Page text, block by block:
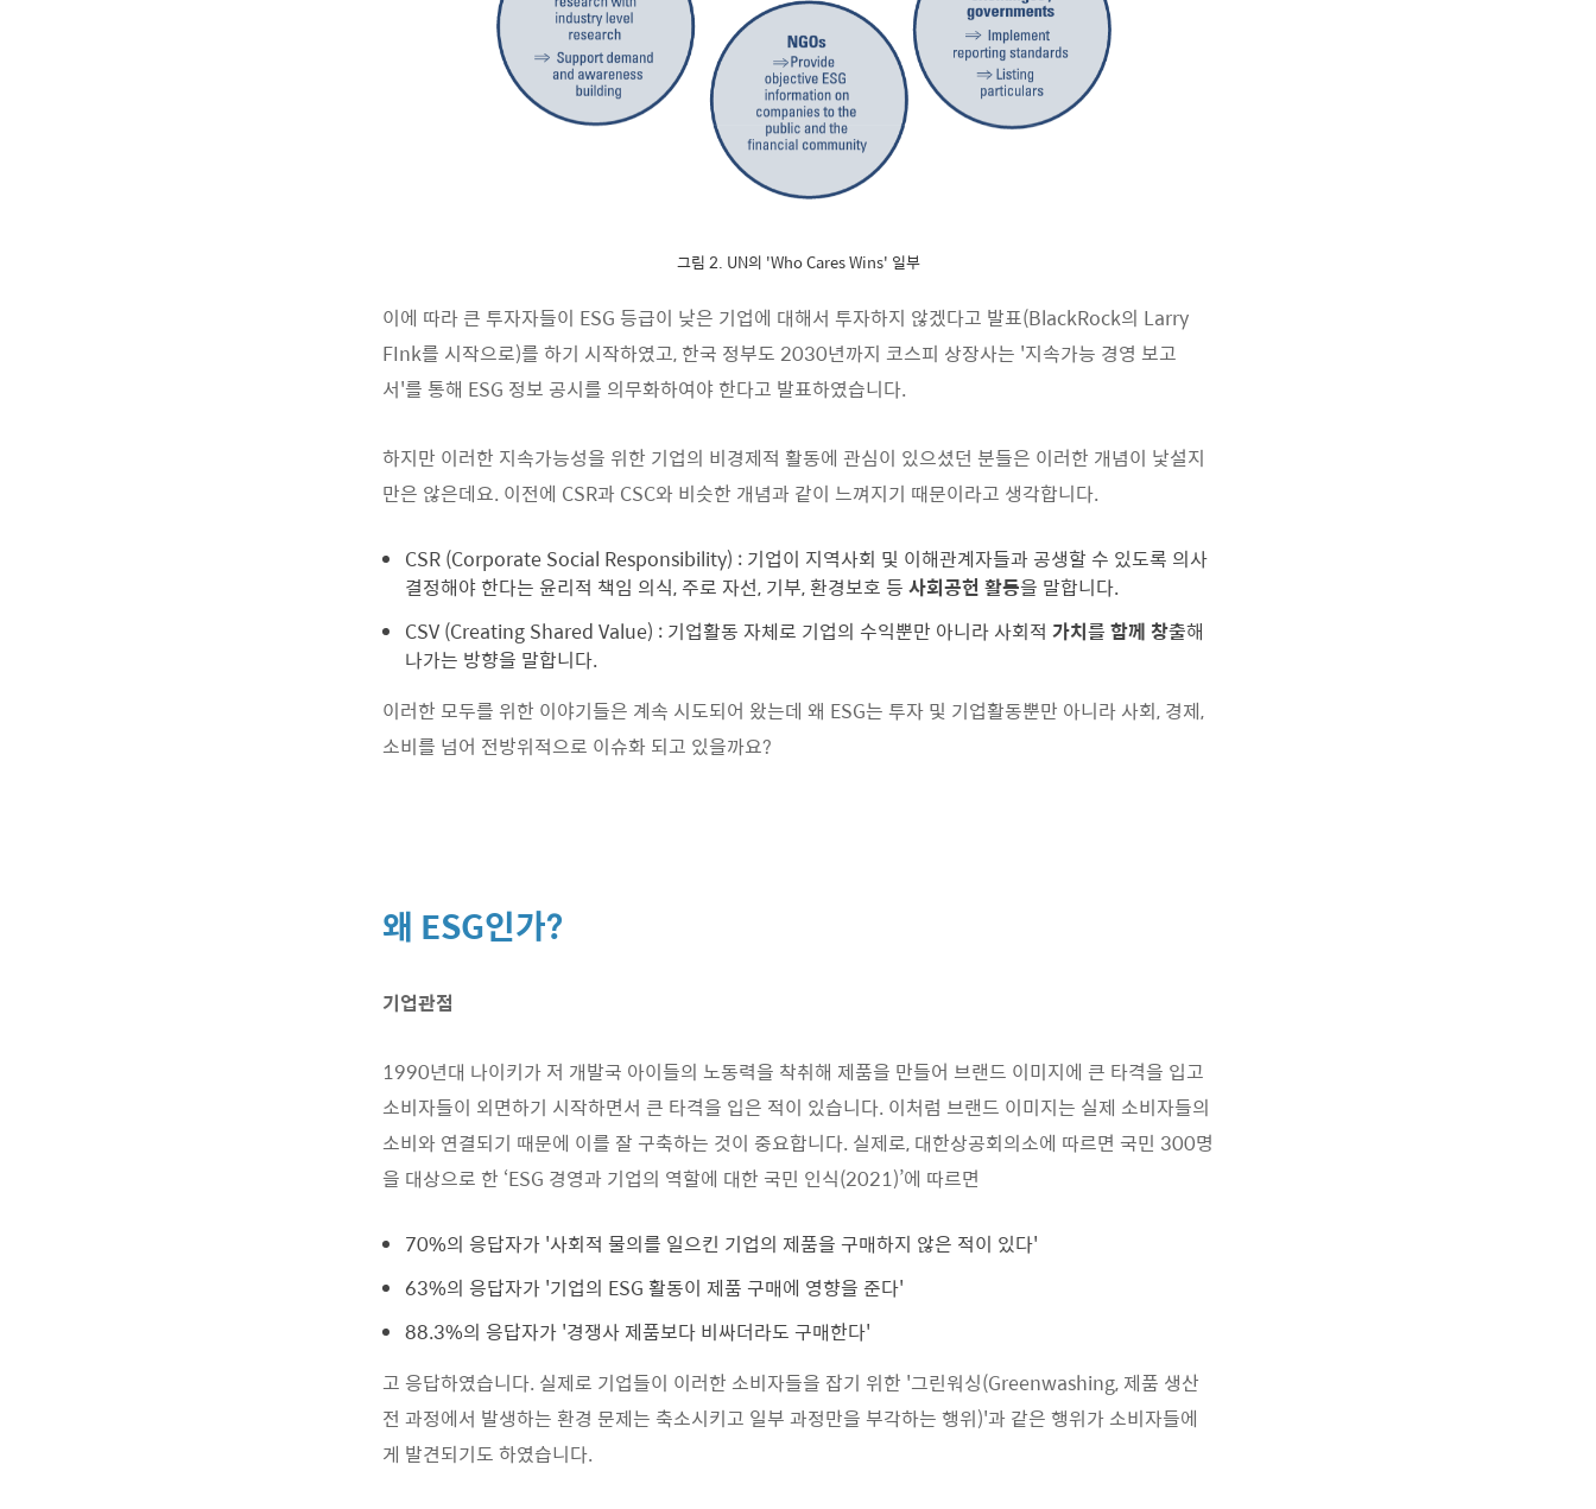
그림 2. UN의 'Who Cares Wins' 일부
이에 따라 큰 투자자들이 ESG 등급이 낮은 기업에 대해서 투자하지 않겠다고 발표(BlackRock의 Larry
FInk를 시작으로)를 하기 시작하였고, 한국 정부도 2030년까지 코스피 상장사는 '지속가능 경영 보고
서'를 통해 ESG 정보 공시를 의무화하여야 한다고 발표하였습니다.
하지만 이러한 지속가능성을 위한 기업의 비경제적 활동에 관심이 있으셨던 분들은 이러한 개념이 낯설지
만은 않은데요. 이전에 CSR과 CSC와 비슷한 개념과 같이 느껴지기 때문이라고 생각합니다.
CSR (Corporate Social Responsibility) : 기업이 지역사회 및 이해관계자들과 공생할 수 있도록 의사
결정해야 한다는 윤리적 책임 의식, 주로 자선, 기부, 환경보호 등 사회공헌 활동을 말합니다.
CSV (Creating Shared Value) : 기업활동 자체로 기업의 수익뿐만 아니라 사회적 가치를 함께 창출해
나가는 방향을 말합니다.
이러한 모두를 위한 이야기들은 계속 시도되어 왔는데 왜 ESG는 투자 및 기업활동뿐만 아니라 사회, 경제,
소비를 넘어 전방위적으로 이슈화 되고 있을까요?
왜 ESG인가?
기업관점
1990년대 나이키가 저 개발국 아이들의 노동력을 착취해 제품을 만들어 브랜드 이미지에 큰 타격을 입고
소비자들이 외면하기 시작하면서 큰 타격을 입은 적이 있습니다. 이처럼 브랜드 이미지는 실제 소비자들의
소비와 연결되기 때문에 이를 잘 구축하는 것이 중요합니다. 실제로, 대한상공회의소에 따르면 국민 300명
을 대상으로 한 ‘ESG 경영과 기업의 역할에 대한 국민 인식(2021)’에 따르면
70%의 응답자가 '사회적 물의를 일으킨 기업의 제품을 구매하지 않은 적이 있다'
63%의 응답자가 '기업의 ESG 활동이 제품 구매에 영향을 준다'
88.3%의 응답자가 '경쟁사 제품보다 비싸더라도 구매한다'
고 응답하였습니다. 실제로 기업들이 이러한 소비자들을 잡기 위한 '그린워싱(Greenwashing, 제품 생산
전 과정에서 발생하는 환경 문제는 축소시키고 일부 과정만을 부각하는 행위)'과 같은 행위가 소비자들에
게 발견되기도 하였습니다.